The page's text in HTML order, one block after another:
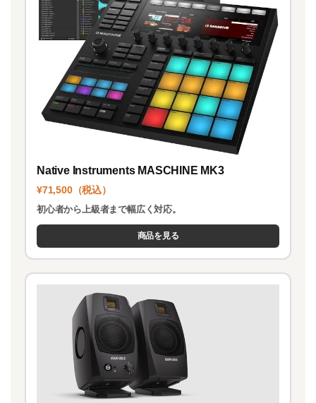
Native Instruments MASCHINE MK3
¥71,500（税込）
初心者から上級者まで幅広く対応。
商品を見る